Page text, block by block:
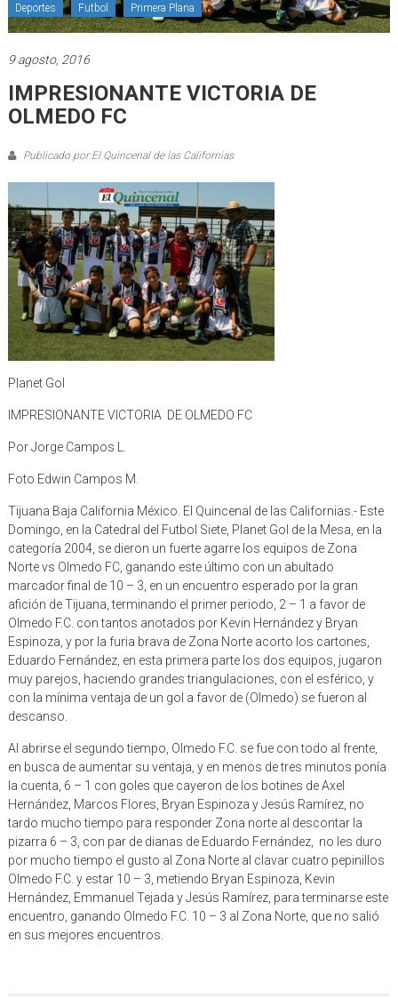
Deportes Futbol Primera Plana
9 agosto, 2016
IMPRESIONANTE VICTORIA DE
OLMEDO FC
Publicado por:El Quincenal de las Californias
Planet Gol
IMPRESIONANTE VICTORIA DE OLMEDO FC
Por Jorge Campos L.
Foto Edwin Campos M.
Tijuana Baja California México. El Quincenal de las Californias.- Este
Domingo, en la Catedral del Futbol Siete, Planet Gol de la Mesa, en la
categoría 2004, se dieron un fuerte agarre los equipos de Zona
Norte vs Olmedo FC, ganando este último con un abultado
marcador final de 10 – 3, en un encuentro esperado por la gran
afición de Tijuana, terminando el primer periodo, 2 – 1 a favor de
Olmedo F.C. con tantos anotados por Kevin Hernández y Bryan
Espinoza, y por la furia brava de Zona Norte acorto los cartones,
Eduardo Fernández, en esta primera parte los dos equipos, jugaron
muy parejos, haciendo grandes triangulaciones, con el esférico, y
con la mínima ventaja de un gol a favor de (Olmedo) se fueron al
descanso.
Al abrirse el segundo tiempo, Olmedo F.C. se fue con todo al frente,
en busca de aumentar su ventaja, y en menos de tres minutos ponía
la cuenta, 6 – 1 con goles que cayeron de los botines de Axel
Hernández, Marcos Flores, Bryan Espinoza y Jesús Ramírez, no
tardo mucho tiempo para responder Zona norte al descontar la
pizarra 6 – 3, con par de dianas de Eduardo Fernández, no les duro
por mucho tiempo el gusto al Zona Norte al clavar cuatro pepinillos
Olmedo F.C. y estar 10 – 3, metiendo Bryan Espinoza, Kevin
Hernández, Emmanuel Tejada y Jesús Ramírez, para terminarse este
encuentro, ganando Olmedo F.C. 10 – 3 al Zona Norte, que no salió
en sus mejores encuentros.